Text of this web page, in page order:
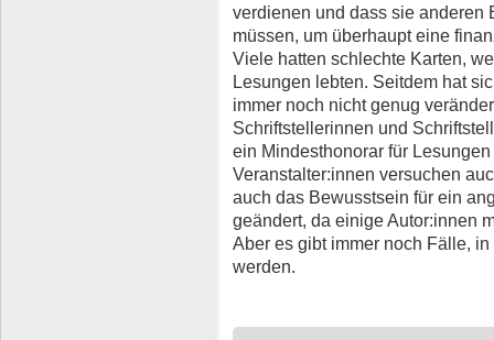
verdienen und dass sie anderen
müssen, um überhaupt eine
Viele hatten schlechte Karten,
Lesungen lebten. Seitdem hat
immer noch nicht genug
Schriftstellerinnen und
ein Mindesthonorar für
Veranstalter:innen versuchen
auch das Bewusstsein für ein
geändert, da einige Autor:innen
Aber es gibt immer noch Fälle,
werden.